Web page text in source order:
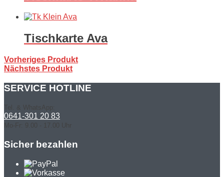
Tischkarte Ava
Vorheriges Produkt
Nächstes Produkt
SERVICE HOTLINE
Tel. & WhatsApp:
0641-301 20 83
Mo-Fr: 9.00 - 17.00 Uhr
Sicher bezahlen